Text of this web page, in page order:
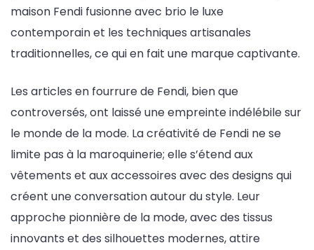
maison Fendi fusionne avec brio le luxe
contemporain et les techniques artisanales
traditionnelles, ce qui en fait une marque captivante.
Les articles en fourrure de Fendi, bien que
controversés, ont laissé une empreinte indélébile sur
le monde de la mode. La créativité de Fendi ne se
limite pas à la maroquinerie; elle s’étend aux
vêtements et aux accessoires avec des designs qui
créent une conversation autour du style. Leur
approche pionnière de la mode, avec des tissus
innovants et des silhouettes modernes, attire